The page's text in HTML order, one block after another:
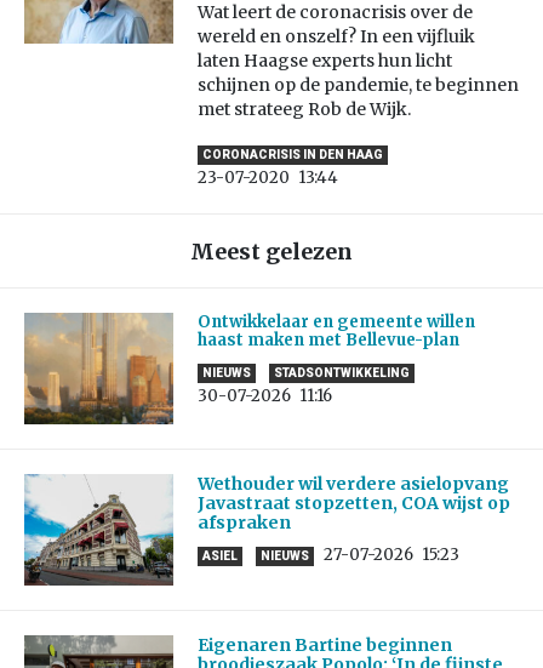
Wat leert de coronacrisis over de
wereld en onszelf? In een vijfluik
laten Haagse experts hun licht
schijnen op de pandemie, te beginnen
met strateeg Rob de Wijk.
CORONACRISIS IN DEN HAAG
23-07-2020 13:44
Meest gelezen
Ontwikkelaar en gemeente willen
haast maken met Bellevue-plan
NIEUWS STADSONTWIKKELING
30-07-2026 11:16
Wethouder wil verdere asielopvang
Javastraat stopzetten, COA wijst op
afspraken
ASIEL NIEUWS 27-07-2026 15:23
Eigenaren Bartine beginnen